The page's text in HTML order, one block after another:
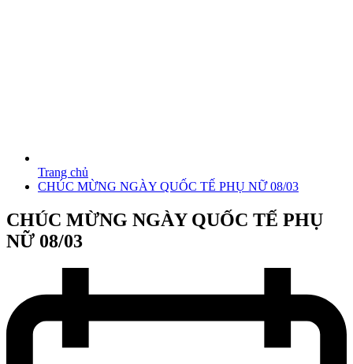
Trang chủ
CHÚC MỪNG NGÀY QUỐC TẾ PHỤ NỮ 08/03
CHÚC MỪNG NGÀY QUỐC TẾ PHỤ
NỮ 08/03